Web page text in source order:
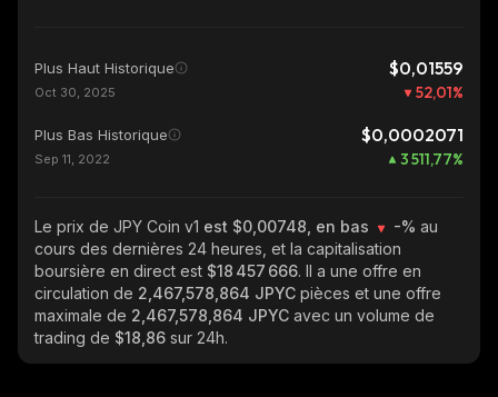
Plus Haut Historique $0,01559
Oct 30, 2025 52,01%
Plus Bas Historique $0,0002071
Sep 11, 2022 3 511,77%
Le prix de JPY Coin v1 est $0,00748, en bas -% au
cours des dernières 24 heures, et la capitalisation
boursière en direct est $18 457 666. Il a une offre en
circulation de 2,467,578,864 JPYC pièces et une offre
maximale de 2,467,578,864 JPYC avec un volume de
trading de $18,86 sur 24h.